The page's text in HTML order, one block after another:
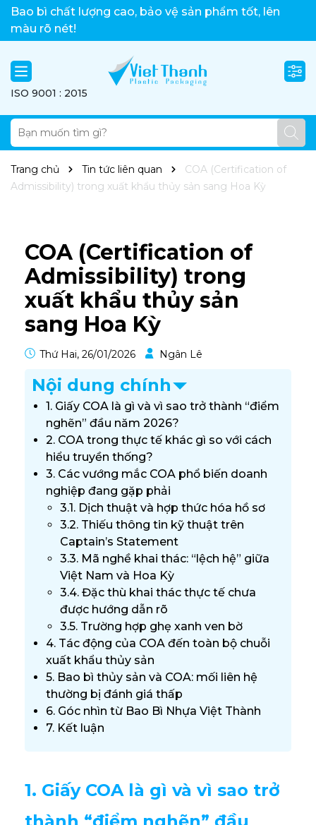
Việt Thành xin chào!
Bao bì chất lượng cao, bảo vệ sản phẩm tốt, lên
màu rõ nét!
ISO 9001 : 2015
Trang chủ Tin tức liên quan
COA (Certification of
Admissibility) trong xuất khẩu thủy sản sang Hoa Kỳ
COA (Certification of
Admissibility) trong
xuất khẩu thủy sản
sang Hoa Kỳ
Thứ Hai, 26/01/2026 Ngân Lê
Nội dung chính
1. Giấy COA là gì và vì sao trở thành “điểm
nghẽn” đầu năm 2026?
2. COA trong thực tế khác gì so với cách
hiểu truyền thống?
3. Các vướng mắc COA phổ biến doanh
nghiệp đang gặp phải
3.1. Dịch thuật và hợp thức hóa hồ sơ
3.2. Thiếu thông tin kỹ thuật trên
Captain’s Statement
3.3. Mã nghề khai thác: “lệch hệ” giữa
Việt Nam và Hoa Kỳ
3.4. Đặc thù khai thác thực tế chưa
được hướng dẫn rõ
3.5. Trường hợp ghẹ xanh ven bờ
4. Tác động của COA đến toàn bộ chuỗi
xuất khẩu thủy sản
5. Bao bì thủy sản và COA: mối liên hệ
thường bị đánh giá thấp
6. Góc nhìn từ Bao Bì Nhựa Việt Thành
7. Kết luận
1. Giấy COA là gì và vì sao trở